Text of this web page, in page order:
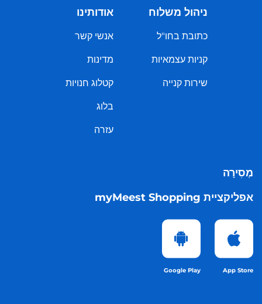
ניהול משלוח
כתובת בחו"ל
קניות עצמאיות
שירות קנייה
אודותינו
אנשי קשר
מדינות
קטלוג חנויות
בלוג
עזרה
מְסִירָה
אפליקציית myMeest Shopping
App Store
Google Play